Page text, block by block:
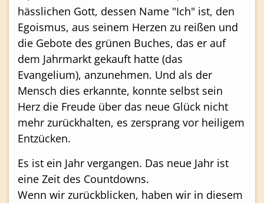
hässlichen Gott, dessen Name "Ich" ist, den
Egoismus, aus seinem Herzen zu reißen und
die Gebote des grünen Buches, das er auf
dem Jahrmarkt gekauft hatte (das
Evangelium), anzunehmen. Und als der
Mensch dies erkannte, konnte selbst sein
Herz die Freude über das neue Glück nicht
mehr zurückhalten, es zersprang vor heiligem
Entzücken.
Es ist ein Jahr vergangen. Das neue Jahr ist
eine Zeit des Countdowns.
Wenn wir zurückblicken, haben wir in diesem